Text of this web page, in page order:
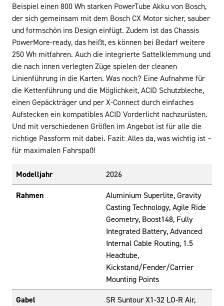
Beispiel einen 800 Wh starken PowerTube Akku von Bosch,
der sich gemeinsam mit dem Bosch CX Motor sicher, sauber
und formschön ins Design einfügt. Zudem ist das Chassis
PowerMore-ready, das heißt, es können bei Bedarf weitere
250 Wh mitfahren. Auch die integrierte Sattelklemmung und
die nach innen verlegten Züge spielen der cleanen
Linienführung in die Karten. Was noch? Eine Aufnahme für
die Kettenführung und die Möglichkeit, ACID Schutzbleche,
einen Gepäckträger und per X-Connect durch einfaches
Aufstecken ein kompatibles ACID Vorderlicht nachzurüsten.
Und mit verschiedenen Größen im Angebot ist für alle die
richtige Passform mit dabei. Fazit: Alles da, was wichtig ist –
für maximalen Fahrspaß!
Modelljahr 2026
Rahmen
Aluminium Superlite, Gravity
Casting Technology, Agile Ride
Geometry, Boost148, Fully
Integrated Battery, Advanced
Internal Cable Routing, 1.5
Headtube,
Kickstand/Fender/Carrier
Mounting Points
Gabel
SR Suntour X1-32 LO-R Air,